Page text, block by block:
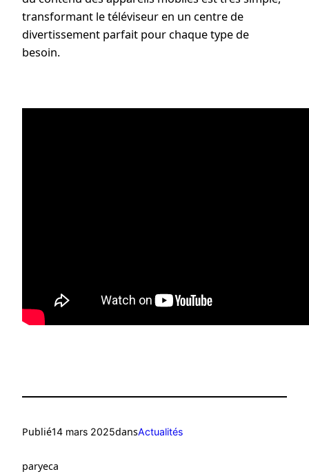
transformant le téléviseur en un centre de
divertissement parfait pour chaque type de
besoin.
Publié14 mars 2025dansActualités
paryeca